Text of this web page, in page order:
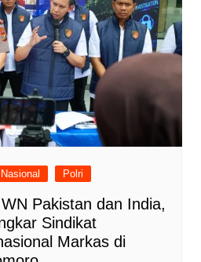
Nasional Polri
Pakistan dan India,
Sindikat
Markas di